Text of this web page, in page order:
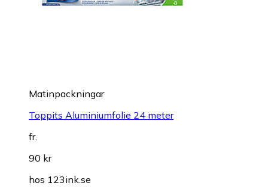
Matinpackningar
Toppits Aluminiumfolie 24 meter
fr.
90 kr
hos 123ink.se